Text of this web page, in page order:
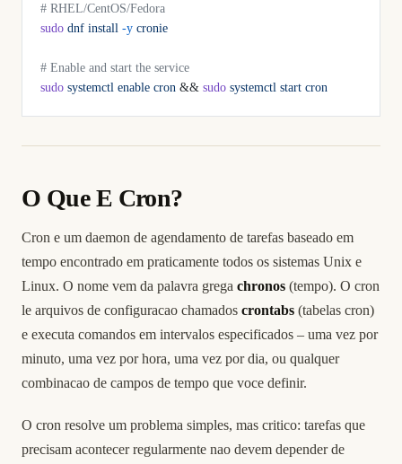
# RHEL/CentOS/Fedora
sudo dnf install -y cronie
# Enable and start the service
sudo systemctl enable cron && sudo systemctl start cron
O Que E Cron?
Cron e um daemon de agendamento de tarefas baseado em
tempo encontrado em praticamente todos os sistemas Unix e
Linux. O nome vem da palavra grega chronos (tempo). O cron
le arquivos de configuracao chamados crontabs (tabelas cron)
e executa comandos em intervalos especificados – uma vez por
minuto, uma vez por hora, uma vez por dia, ou qualquer
combinacao de campos de tempo que voce definir.
O cron resolve um problema simples, mas critico: tarefas que
precisam acontecer regularmente nao devem depender de